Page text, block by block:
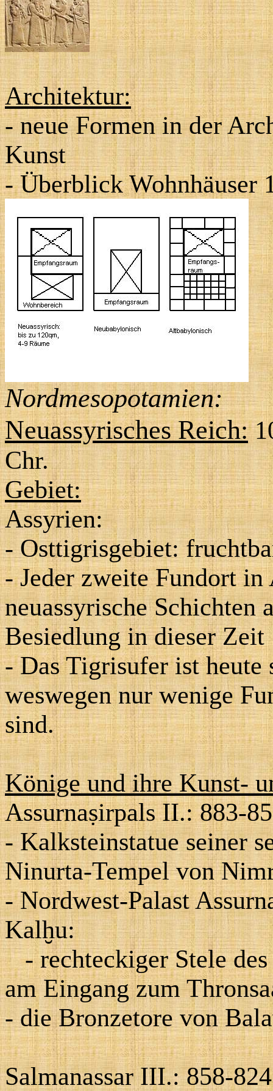
Architektur:
- neue Formen in der
Kunst
- Überblick Wohnhäuser
Nordmesopotamien:
Neuassyrisches Reich:
Chr.
Gebiet:
Assyrien:
- Osttigrisgebiet:
- Jeder zweite Fundort in
neuassyrische Schichten
Besiedlung in dieser Zeit
- Das Tigrisufer ist heute
weswegen nur wenige
sind.
Könige und ihre Kunst-
Assurnaṣirpals II.: 883-
- Kalksteinstatue seiner
Ninurta-Tempel von
- Nordwest-Palast
Kalḫu:
- rechteckiger Stele
am Eingang zum
- die Bronzetore von
Salmanassar III.: 858-